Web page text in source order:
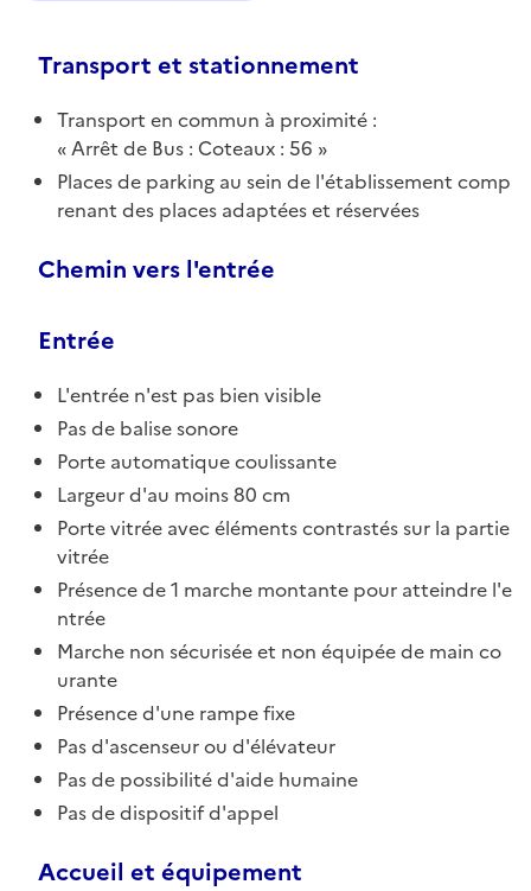
Transport et stationnement
Transport en commun à proximité :
Arrêt de Bus : Coteaux : 56
Places de parking au sein de l'établissement comp
renant des places adaptées et réservées
Chemin vers l'entrée
Entrée
L'entrée n'est pas bien visible
Pas de balise sonore
Porte automatique coulissante
Largeur d'au moins 80 cm
Porte vitrée avec éléments contrastés sur la partie
vitrée
Présence de 1 marche montante pour atteindre l'e
ntrée
Marche non sécurisée et non équipée de main co
urante
Présence d'une rampe fixe
Pas d'ascenseur ou d'élévateur
Pas de possibilité d'aide humaine
Pas de dispositif d'appel
Accueil et équipement